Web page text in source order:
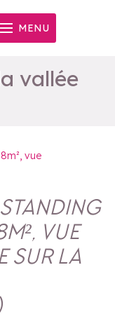
MENU
6
vallée
vue
VUE
SUR LA